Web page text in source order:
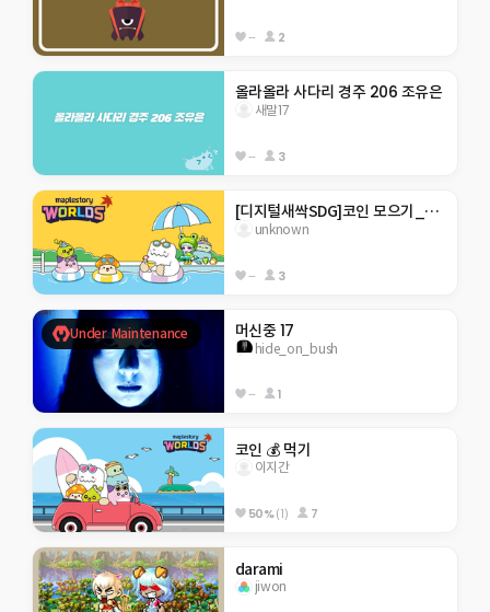
-- 2
올라올라 사다리 경주 206 조유은
새말17
-- 3
[디지털새싹SDG]코인 모으기_행현초 5-2
unknown
-- 3
Under Maintenance 머신중 17
hide_on_bush
-- 1
코인 💰 먹기
이지간
50%(1) 7
darami
jiwon